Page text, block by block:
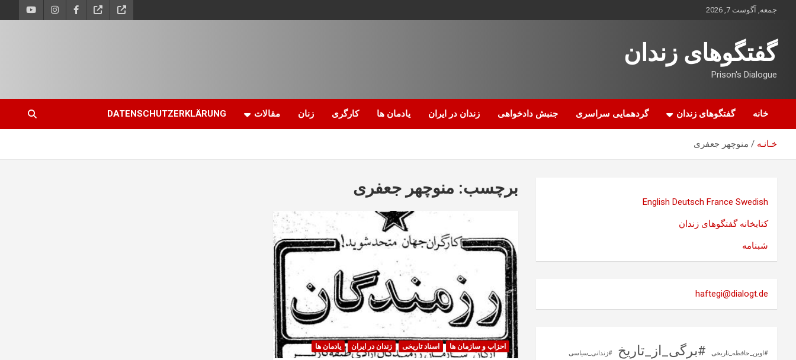
جمعه, آگوست 7, 2026
گفتگوهای زندان
Prison's Dialogue
خانه گفتگوهای زندان گردهمایی سراسری جنبش دادخواهی زندان در ایران یادمان ها کارگری زنان مقالات DATENSCHUTZERKLÄRUNG
خـانـه منوچهر جعفری
برچسب: منوچهر جعفری
احزاب و سازمان ها اسناد تاریخی زندان در ایران یادمان ها
English Deutsch France Swedish
کتابخانه گفتگوهای زندان
شبنامه
haftegi@dialogt.de
#اوین_حافظه_تاریخی #برگی_از_تاریخ #زندانی_سیاسی